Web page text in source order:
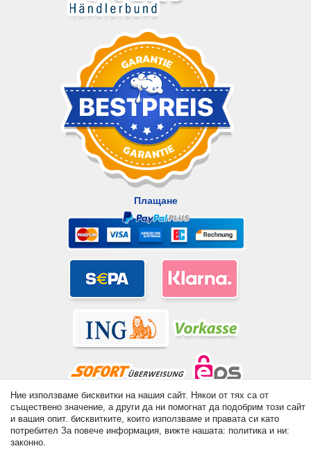
Плащане
© Copyright 2026 | Всички права запазени. - All rights reserved.
Prices incl. VAT. 19% VAT Basic prices see article detail | *
Applies to deliveries to the UK!
Ние използваме бисквитки на нашия сайт. Някои от тях са от
съществено значение, а други да ни помогнат да подобрим този сайт
и вашия опит. бисквитките, които използваме и правата си като
потребител За повече информация, вижте нашата: политика и ни:
законно.